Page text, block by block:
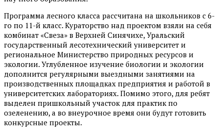
Программа лесного класса рассчитана на школьников с 6-
го по 11-й класс. Кураторство над проектом взяли на себя
комбинат «Свеза» в Верхней Синячихе, Уральский
государственный лесотехнический университет и
региональное Министерство природных ресурсов и
экологии. Углубленное изучение биологии и экологии
дополнится регулярными выездными занятиями на
производственных площадках предприятия и работой в
университетских лабораториях. Помимо этого, для ребят
выделен пришкольный участок для практик по
озеленению, а во внеурочное время они будут готовить
конкурсные проекты.